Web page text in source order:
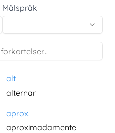
Målspråk
alt
alternar
aprox.
aproximadamente